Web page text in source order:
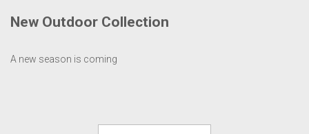
New Outdoor Collection
A new season is coming